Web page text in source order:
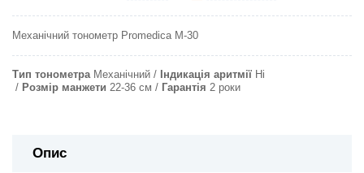
Механічний тонометр Promedica M-30
Тип тонометра Механічний Індикація аритмії Ні
Розмір манжети 22-36 см Гарантія 2 роки
Опис